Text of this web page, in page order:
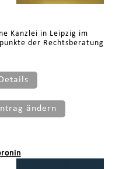
Kanzlei in Leipzig im
der Rechtsberatung
ändern